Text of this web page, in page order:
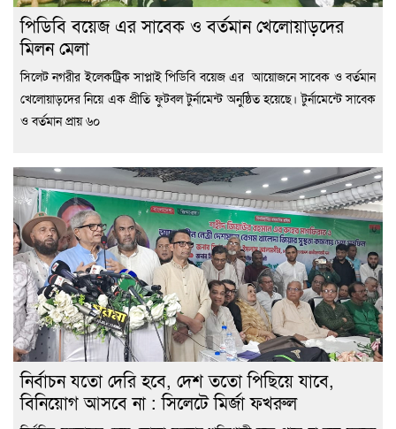
পিডিবি বয়েজ এর সাবেক ও বর্তমান খেলোয়াড়দের
মিলন মেলা
‎সিলেট নগরীর ইলেকট্রিক সাপ্লাই পিডিবি বয়েজ এর আয়োজনে সাবেক ও বর্তমান
খেলোয়াড়দের নিয়ে এক প্রীতি ফুটবল টুর্নামেন্ট অনুষ্ঠিত হয়েছে। টুর্নামেন্টে সাবেক
ও বর্তমান প্রায় ৬০
নির্বাচন যতো দেরি হবে, দেশ ততো পিছিয়ে যাবে,
বিনিয়োগ আসবে না : সিলেটে মির্জা ফখরুল